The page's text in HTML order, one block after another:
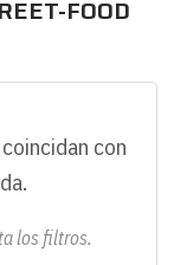
FOOD
con
los filtros.